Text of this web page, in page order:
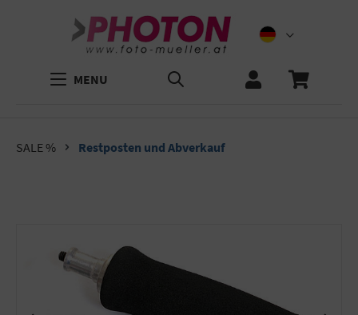
MENU
SALE % Restposten und Abverkauf